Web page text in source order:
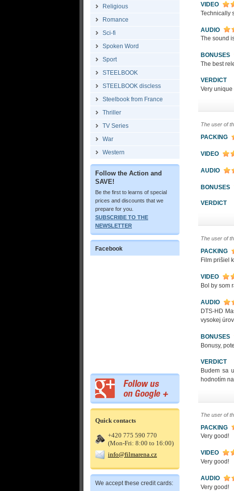
Religious
Romance
Sci-fi
Spoken Word
Sport
STEELBOOK
STEELBOOK discless
Steelbook from France
Thriller
TV Series
War
Western
Follow the Action and
SAVE!
Be the first to learns of special
prices and discounts that we
prepare for you.
SUBSCRIBE TO THE
NEWSLETTER
Facebook
Quick contacts
+420 775 590 770
(Mon-Fri: 8:00 to 16:00)
info@filmarena.cz
We accept these credit cards:
VIDEO
Technically
AUDIO
The sound
BONUSES
The best
VERDICT
Very
The user of
PACKING
VIDEO
AUDIO
BONUSES
VERDICT
The user of
PACKING
Film prišiel
VIDEO
Bol by som
AUDIO
DTS-HD
vysokej
BONUSES
Bonusy,
VERDICT
Budem sa
hodnotím
The user of
PACKING
Very good!
VIDEO
Very good!
AUDIO
Very good!